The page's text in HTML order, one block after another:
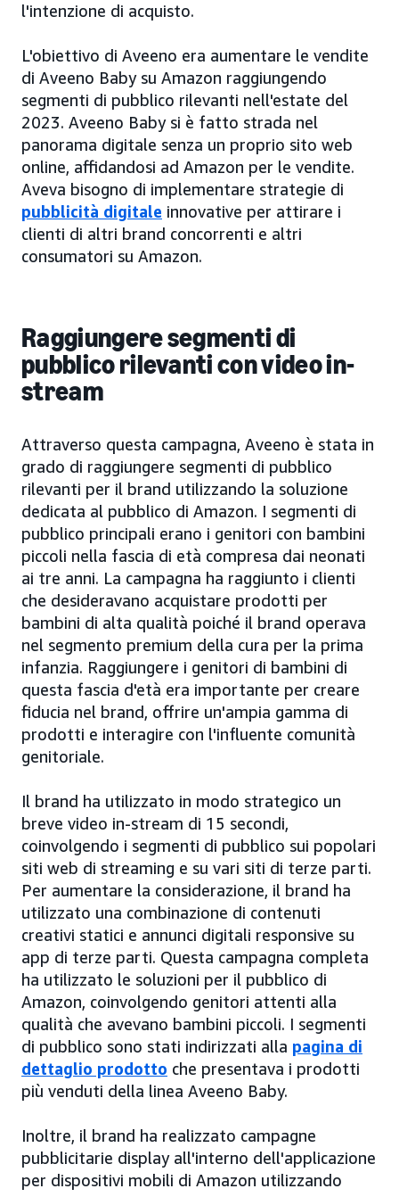
l'intenzione di acquisto.
L'obiettivo di Aveeno era aumentare le vendite
di Aveeno Baby su Amazon raggiungendo
segmenti di pubblico rilevanti nell'estate del
2023. Aveeno Baby si è fatto strada nel
panorama digitale senza un proprio sito web
online, affidandosi ad Amazon per le vendite.
Aveva bisogno di implementare strategie di
pubblicità digitale innovative per attirare i
clienti di altri brand concorrenti e altri
consumatori su Amazon.
Raggiungere segmenti di
pubblico rilevanti con video in-
stream
Attraverso questa campagna, Aveeno è stata in
grado di raggiungere segmenti di pubblico
rilevanti per il brand utilizzando la soluzione
dedicata al pubblico di Amazon. I segmenti di
pubblico principali erano i genitori con bambini
piccoli nella fascia di età compresa dai neonati
ai tre anni. La campagna ha raggiunto i clienti
che desideravano acquistare prodotti per
bambini di alta qualità poiché il brand operava
nel segmento premium della cura per la prima
infanzia. Raggiungere i genitori di bambini di
questa fascia d'età era importante per creare
fiducia nel brand, offrire un'ampia gamma di
prodotti e interagire con l'influente comunità
genitoriale.
Il brand ha utilizzato in modo strategico un
breve video in-stream di 15 secondi,
coinvolgendo i segmenti di pubblico sui popolari
siti web di streaming e su vari siti di terze parti.
Per aumentare la considerazione, il brand ha
utilizzato una combinazione di contenuti
creativi statici e annunci digitali responsive su
app di terze parti. Questa campagna completa
ha utilizzato le soluzioni per il pubblico di
Amazon, coinvolgendo genitori attenti alla
qualità che avevano bambini piccoli. I segmenti
di pubblico sono stati indirizzati alla pagina di
dettaglio prodotto che presentava i prodotti
più venduti della linea Aveeno Baby.
Inoltre, il brand ha realizzato campagne
pubblicitarie display all'interno dell'applicazione
per dispositivi mobili di Amazon utilizzando